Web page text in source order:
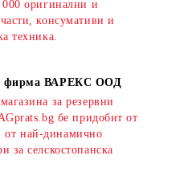
000 оригинални и
консумативи и
техника.
фирма ВАРЕКС ООД
за резервни
бе придобит от
най-динамично
за селскостопанска